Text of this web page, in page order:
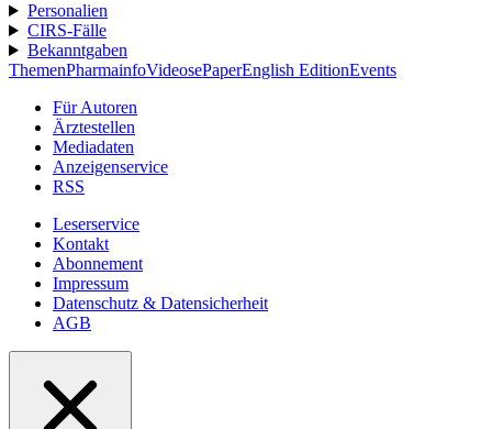
Personalien
CIRS-Fälle
Bekanntgaben
ThemenPharmainfoVideosePaperEnglish EditionEvents
Für Autoren
Ärztestellen
Mediadaten
Anzeigenservice
RSS
Leserservice
Kontakt
Abonnement
Impressum
Datenschutz & Datensicherheit
AGB